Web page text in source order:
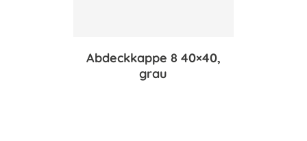
Abdeckkappe 8 40×40,
grau